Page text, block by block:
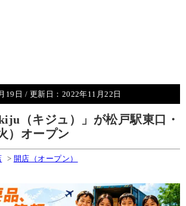
19日 / 更新日： 2022年11月22日
（キジュ）」が松戸駅東口・
）オープン
> 開店（オープン）